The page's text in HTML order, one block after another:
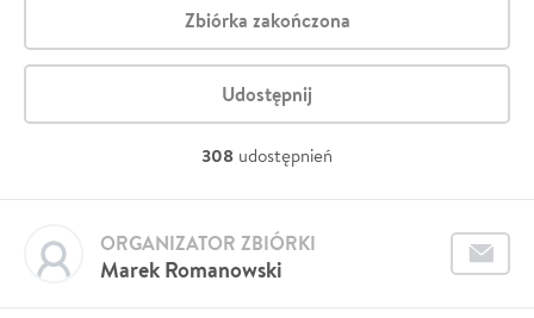
Zbiórka zakończona
Udostępnij
308 udostępnień
Marek Romanowski
ORGANIZATOR ZBIÓRKI